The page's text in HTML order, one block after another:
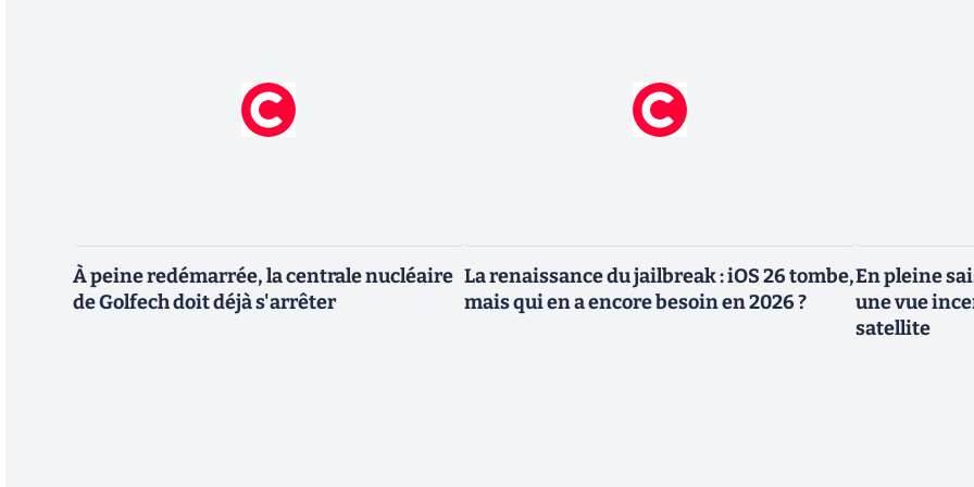
À peine redémarrée, la centrale nucléaire
de Golfech doit déjà s'arrêter
La renaissance du jailbreak : iOS 26 tombe,
mais qui en a encore besoin en 2026 ?
En pleine
une vue
satellite